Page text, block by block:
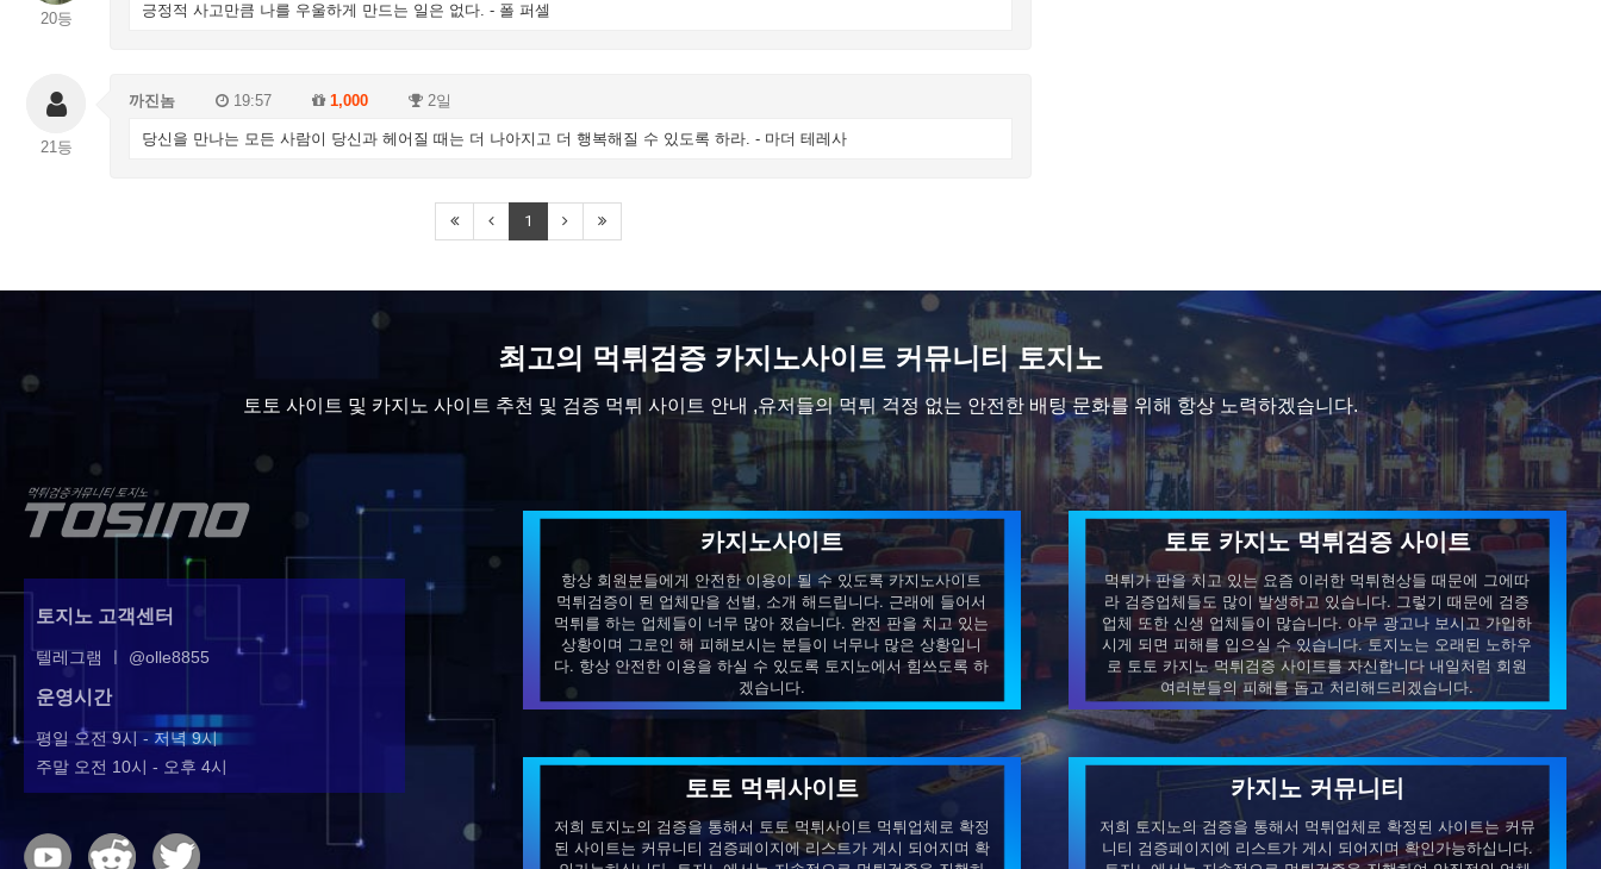
20등 긍정적 사고만큼 나를 우울하게 만드는 일은 없다. - 폴 퍼셀
21등
까진놈 19:57 1,000 2일
당신을 만나는 모든 사람이 당신과 헤어질 때는 더 나아지고 더 행복해질 수 있도록 하라. - 마더 테레사
1
최고의 먹튀검증 카지노사이트 커뮤니티 토지노
토토 사이트 및 카지노 사이트 추천 및 검증 먹튀 사이트 안내 ,유저들의 먹튀 걱정 없는 안전한 배팅 문화를 위해 항상 노력하겠습니다.
토지노 고객센터
텔레그램 ㅣ @olle8855
운영시간
평일 오전 9시 - 저녁 9시
주말 오전 10시 - 오후 4시
카지노사이트
항상 회원분들에게 안전한 이용이 될 수 있도록 카지노사이트
먹튀검증이 된 업체만을 선별, 소개 해드립니다. 근래에 들어서
먹튀를 하는 업체들이 너무 많아 졌습니다. 완전 판을 치고 있는
상황이며 그로인 해 피해보시는 분들이 너무나 많은 상황입니
다. 항상 안전한 이용을 하실 수 있도록 토지노에서 힘쓰도록 하
겠습니다.
토토 카지노 먹튀검증 사이트
먹튀가 판을 치고 있는 요즘 이러한 먹튀현상들 때문에 그에따
라 검증업체들도 많이 발생하고 있습니다. 그렇기 때문에 검증
업체 또한 신생 업체들이 많습니다. 아무 광고나 보시고 가입하
시게 되면 피해를 입으실 수 있습니다. 토지노는 오래된 노하우
로 토토 카지노 먹튀검증 사이트를 자신합니다 내일처럼 회원
여러분들의 피해를 돕고 처리해드리겠습니다.
토토 먹튀사이트
저희 토지노의 검증을 통해서 토토 먹튀사이트 먹튀업체로 확정
된 사이트는 커뮤니티 검증페이지에 리스트가 게시 되어지며 확
카지노 커뮤니티
저희 토지노의 검증을 통해서 먹튀업체로 확정된 사이트는 커뮤
니티 검증페이지에 리스트가 게시 되어지며 확인가능하십니다.